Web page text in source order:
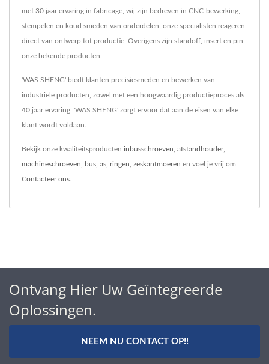
met 30 jaar ervaring in fabricage, wij zijn bedreven in CNC-bewerking,
stempelen en koud smeden van onderdelen, onze specialisten reageren
direct van ontwerp tot productie. Overigens zijn standoff, insert en pin
onze bekende producten.
'WAS SHENG' biedt klanten precisiesmeden en bewerken van
industriële producten, zowel met een hoogwaardig productieproces als
40 jaar ervaring. 'WAS SHENG' zorgt ervoor dat aan de eisen van elke
klant wordt voldaan.
Bekijk onze kwaliteitsproducten inbusschroeven afstandhouder,
machineschroeven bus as ringen zeskantmoeren en voel je vrij om
Contacteer ons
Ontvang Hier Uw Geïntegreerde
Oplossingen.
NEEM NU CONTACT OP!!